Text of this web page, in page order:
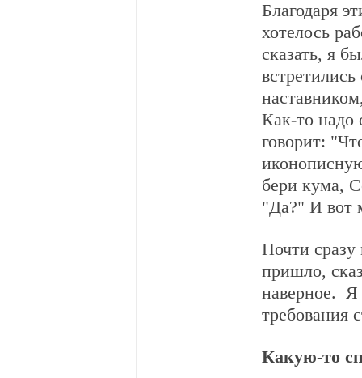
Благодаря
хотелось
сказать, я
Как-то надо
говорит:
бери кума,
"Да?" И вот
Почти сразу
пришло,
наверное. Я
требования
Какую-то